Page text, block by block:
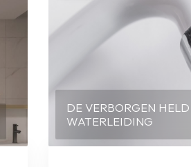
DE VERBORGEN
WATERLEIDING